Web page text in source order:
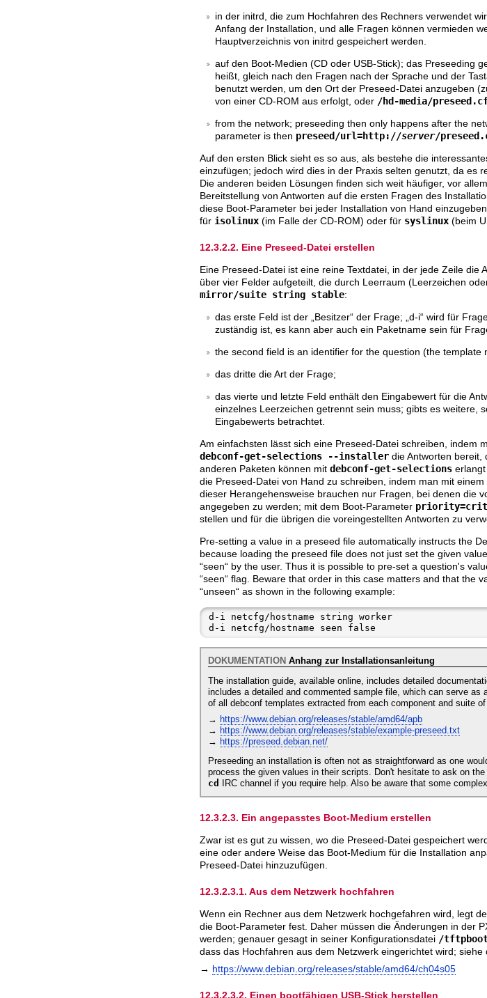
in der initrd, die zum Hochfahren des Rechners verwendet
Anfang der Installation, und alle Fragen können vermieden
Hauptverzeichnis von initrd gespeichert werden.
auf den Boot-Medien (CD oder USB-Stick); das Preseeding
heißt, gleich nach den Fragen nach der Sprache und der
benutzt werden, um den Ort der Preseed-Datei anzugeben
von einer CD-ROM aus erfolgt, oder /hd-media/
from the network; preseeding then only happens after the
parameter is then preseed/url=http://server/
Auf den ersten Blick sieht es so aus, als bestehe die
einzufügen; jedoch wird dies in der Praxis selten genutzt, da es
Die anderen beiden Lösungen finden sich weit häufiger, vor
Bereitstellung von Antworten auf die ersten Fragen des
diese Boot-Parameter bei jeder Installation von Hand
für isolinux (im Falle der CD-ROM) oder für syslinux (beim
12.3.2.2. Eine Preseed-Datei erstellen
Eine Preseed-Datei ist eine reine Textdatei, in der jede Zeile
über vier Felder aufgeteilt, die durch Leerraum (Leerzeichen
mirror/suite string stable:
das erste Feld ist der „Besitzer“ der Frage; „d-i“ wird für
zuständig ist, es kann aber auch ein Paketname sein für
the second field is an identifier for the question (the template
das dritte die Art der Frage;
das vierte und letzte Feld enthält den Eingabewert für die
einzelnes Leerzeichen getrennt sein muss; gibts es weitere,
Eingabewerts betrachtet.
Am einfachsten lässt sich eine Preseed-Datei schreiben, indem
debconf-get-selections --installer die Antworten bereit,
anderen Paketen können mit debconf-get-selections
die Preseed-Datei von Hand zu schreiben, indem man mit
dieser Herangehensweise brauchen nur Fragen, bei denen die
angegeben zu werden; mit dem Boot-Parameter
stellen und für die übrigen die voreingestellten Antworten zu
Pre-setting a value in a preseed file automatically instructs the
because loading the preseed file does not just set the given
“seen“ by the user. Thus it is possible to pre-set a question's
“seen“ flag. Beware that order in this case matters and that the
“unseen“ as shown in the following example:
d-i netcfg/hostname string worker
d-i netcfg/hostname seen false
DOKUMENTATION Anhang zur Installationsanleitung
The installation guide, available online, includes detailed
includes a detailed and commented sample file, which can serve
of all debconf templates extracted from each component and suite of
→ https://www.debian.org/releases/stable/amd64/apb
→ https://www.debian.org/releases/stable/example-preseed.txt
→ https://preseed.debian.net/
Preseeding an installation is often not as straightforward as one
process the given values in their scripts. Don't hesitate to ask on the
cd
IRC channel if you require help. Also be aware that some
12.3.2.3. Ein angepasstes Boot-Medium erstellen
Zwar ist es gut zu wissen, wo die Preseed-Datei gespeichert
eine oder andere Weise das Boot-Medium für die Installation
Preseed-Datei hinzuzufügen.
12.3.2.3.1. Aus dem Netzwerk hochfahren
Wenn ein Rechner aus dem Netzwerk hochgefahren wird, legt
die Boot-Parameter fest. Daher müssen die Änderungen in der
werden; genauer gesagt in seiner Konfigurationsdatei /
dass das Hochfahren aus dem Netzwerk eingerichtet wird;
→ https://www.debian.org/releases/stable/amd64/ch04s05
12.3.2.3.2. Einen bootfähigen USB-Stick herstellen